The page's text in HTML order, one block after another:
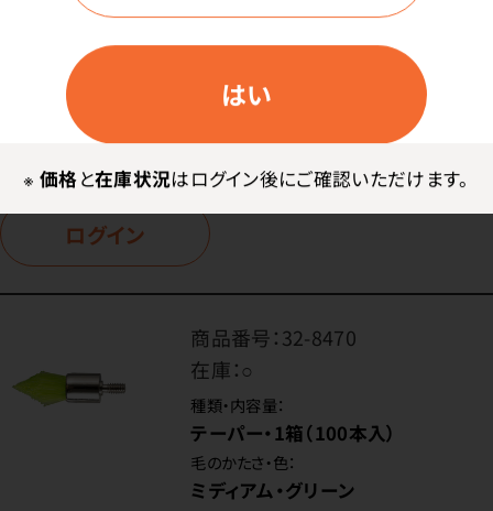
はい
※ 価格と在庫状況はログイン後にご確認いただけます。
ミディアム・ブラック
価格はログイン後表示
ログイン
商品番号：32-8470
在庫：○
種類・内容量：
テーパー・1箱（100本入）
毛のかたさ・色：
ミディアム・グリーン